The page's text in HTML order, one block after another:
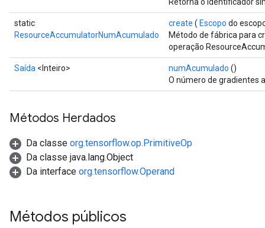
static
ResourceAccumulatorNumAcumulado
create ( Escopo do
Método de fábrica para
operação
Saída <Inteiro> numAcumulado ()
O número de gradientes
Métodos Herdados
Da classe org.tensorflow.op.PrimitiveOp
Da classe java.lang.Object
Da interface org.tensorflow.Operand
Métodos públicos